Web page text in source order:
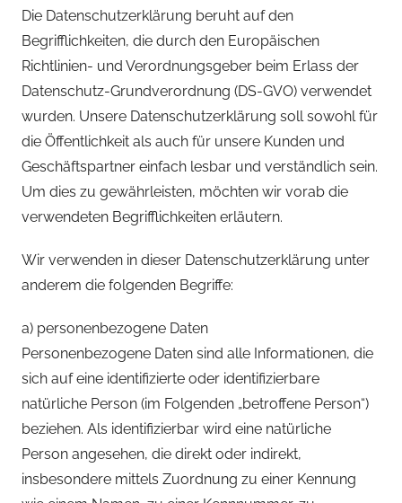
Die Datenschutzerklärung beruht auf den
Begrifflichkeiten, die durch den Europäischen
Richtlinien- und Verordnungsgeber beim Erlass der
Datenschutz-Grundverordnung (DS-GVO) verwendet
wurden. Unsere Datenschutzerklärung soll sowohl für
die Öffentlichkeit als auch für unsere Kunden und
Geschäftspartner einfach lesbar und verständlich sein.
Um dies zu gewährleisten, möchten wir vorab die
verwendeten Begrifflichkeiten erläutern.
Wir verwenden in dieser Datenschutzerklärung unter
anderem die folgenden Begriffe:
a) personenbezogene Daten
Personenbezogene Daten sind alle Informationen, die
sich auf eine identifizierte oder identifizierbare
natürliche Person (im Folgenden „betroffene Person“)
beziehen. Als identifizierbar wird eine natürliche
Person angesehen, die direkt oder indirekt,
insbesondere mittels Zuordnung zu einer Kennung